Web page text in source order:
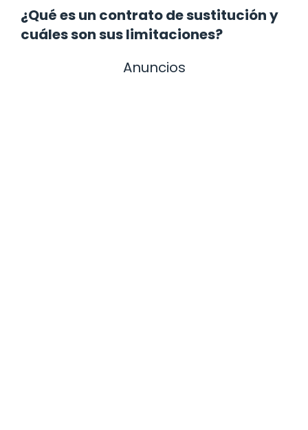
¿Qué es un contrato de sustitución y
cuáles son sus limitaciones?
Anuncios